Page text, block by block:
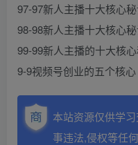
97-97新人主播十大核心
98-98新人主播十大核心
99-99新人主播的十大核
9-9视频号创业的五个核心
本站资源仅供学
事违法,侵权等任